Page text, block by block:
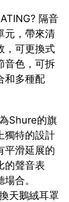
隔音
元，帶來清
，可更換式
音色，可拆
和多種配
Shure的旗
獨特的設計
平滑延展的
的聲音表
合。
天鵝絨耳罩